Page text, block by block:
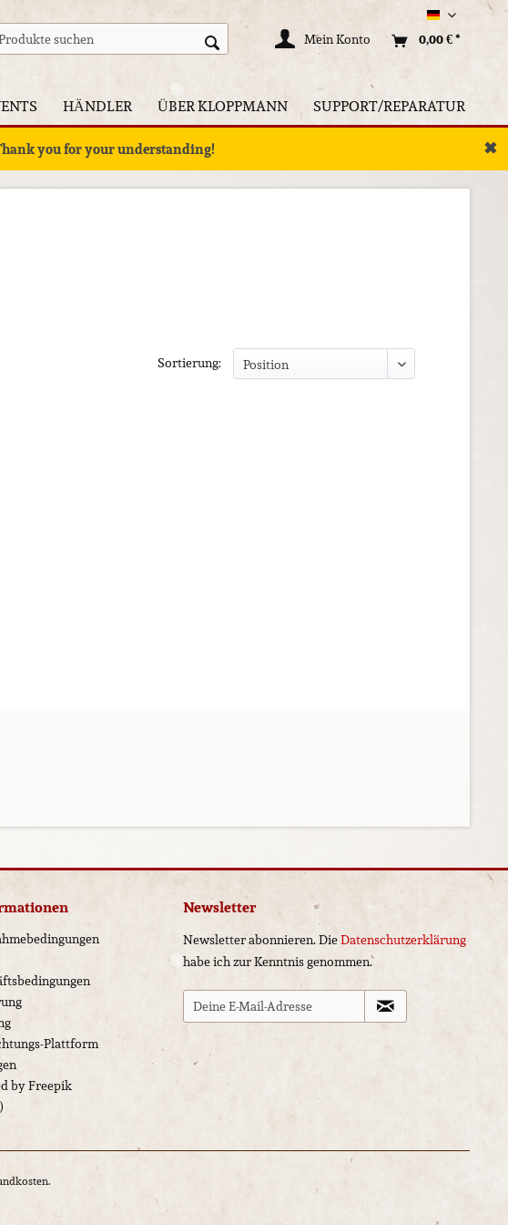
Deutsch
Mein Konto
0,00 € *
HÄNDLER ÜBER KLOPPMANN SUPPORT/REPARATUR
you for your understanding! ✖
Sortierung:
Plattform
by Freepik
Newsletter
Newsletter abonnieren. DieDatenschutzerklärung
habe ich zur Kenntnis genommen.